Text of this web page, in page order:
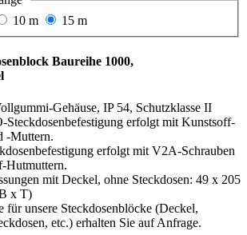
10 m 15 m
Baureihe 1000,
Gehäuse, IP 54, Schutzklasse II
Steckdosenbefestigung erfolgt mit Kunstsoff-
-Muttern.
erfolgt mit V2A-Schrauben
Hutmuttern.
mit Deckel, ohne Steckdosen: 49 x 205
x T)
für unsere Steckdosenblöcke (Deckel,
etc.) erhalten Sie auf Anfrage.